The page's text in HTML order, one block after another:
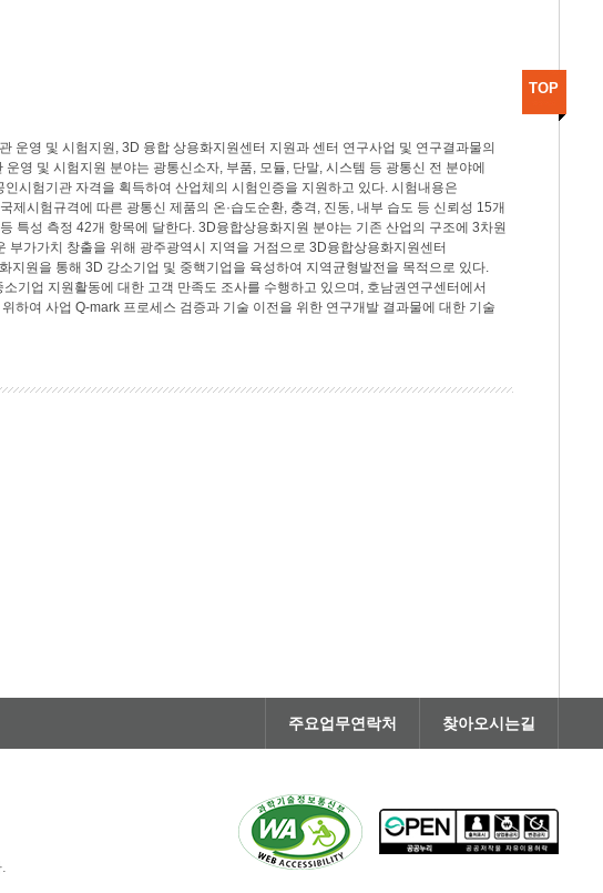
운영 및 시험지원, 3D 융합 상용화지원센터 지원과 센터 연구사업 및 연구결과물의
영 및 시험지원 분야는 광통신소자, 부품, 모듈, 단말, 시스템 등 광통신 전 분야에
시험기관 자격을 획득하여 산업체의 시험인증을 지원하고 있다. 시험내용은
제시험규격에 따른 광통신 제품의 온·습도순환, 충격, 진동, 내부 습도 등 신뢰성 15개
특성 측정 42개 항목에 달한다. 3D융합상용화지원 분야는 기존 산업의 구조에 3차원
부가가치 창출을 위해 광주광역시 지역을 거점으로 3D융합상용화지원센터
지원을 통해 3D 강소기업 및 중핵기업을 육성하여 지역균형발전을 목적으로 있다.
기업 지원활동에 대한 고객 만족도 조사를 수행하고 있으며, 호남권연구센터에서
하여 사업 Q-mark 프로세스 검증과 기술 이전을 위한 연구개발 결과물에 대한 기술
TOP
주요업무연락처 찾아오시는길